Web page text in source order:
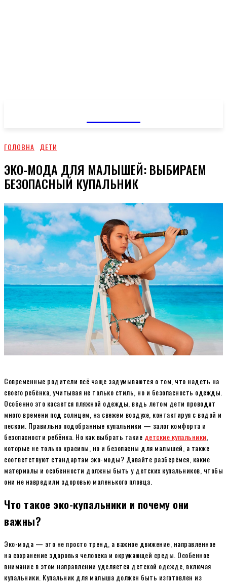
ГОЛОВНА ДЕТИ
ЭКО-МОДА ДЛЯ МАЛЫШЕЙ: ВЫБИРАЕМ
БЕЗОПАСНЫЙ КУПАЛЬНИК
Современные родители всё чаще задумываются о том, что надеть на
своего ребёнка, учитывая не только стиль, но и безопасность одежды.
Особенно это касается пляжной одежды, ведь летом дети проводят
много времени под солнцем, на свежем воздухе, контактируя с водой и
песком. Правильно подобранные купальники — залог комфорта и
безопасности ребёнка. Но как выбрать такие детские купальники
которые не только красивы, но и безопасны для малышей, а также
соответствуют стандартам эко-моды? Давайте разберёмся, какие
материалы и особенности должны быть у детских купальников, чтобы
они не навредили здоровью маленького пловца.
Что такое эко-купальники и почему они
важны?
Эко-мода — это не просто тренд, а важное движение, направленное
на сохранение здоровья человека и окружающей среды. Особенное
внимание в этом направлении уделяется детской одежде, включая
купальники. Купальник для малыша должен быть изготовлен из